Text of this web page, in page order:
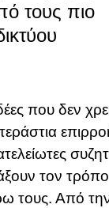
τους πιο
που δεν
τον
τους. Από